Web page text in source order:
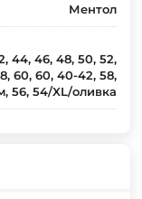
Ментол
44, 46, 48, 50, 52,
60, 60, 40-42, 58,
56, 54/XL/оливка